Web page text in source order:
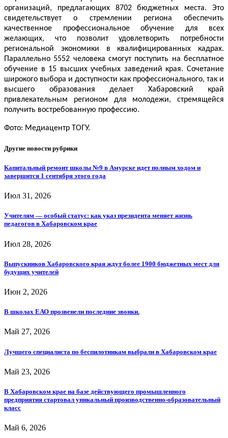
организаций, предлагающих 8702 бюджетных места. Это
свидетельствует о стремлении региона обеспечить
качественное профессиональное обучение для всех
желающих, что позволит удовлетворить потребности
региональной экономики в квалифицированных кадрах.
Параллельно 5552 человека смогут поступить на бесплатное
обучение в 15 высших учебных заведений края. Сочетание
широкого выбора и доступности как профессионального, так и
высшего образования делает Хабаровский край
привлекательным регионом для молодежи, стремящейся
получить востребованную профессию.
Фото: Медиацентр ТОГУ.
Другие новости рубрики
Капитальный ремонт школы №9 в Амурске идет полным ходом и
завершится 1 сентября этого года
Июл 31, 2026
Учителям — особый статус: как указ президента меняет жизнь
педагогов в Хабаровском крае
Июл 28, 2026
Выпускников Хабаровского края ждут более 1900 бюджетных мест для
будущих учителей
Июн 2, 2026
В школах ЕАО прозвенели последние звонки.
Май 27, 2026
Лучшего специалиста по беспилотникам выбрали в Хабаровском крае
Май 23, 2026
В Хабаровском крае на базе действующего промышленного
предприятия стартовал уникальный производственно-образовательный
класс
Май 6, 2026